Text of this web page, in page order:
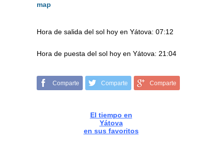
map
Hora de salida del sol hoy en Yátova: 07:12
Hora de puesta del sol hoy en Yátova: 21:04
Comparte Comparte Comparte
El tiempo en
Yátova
en sus favoritos